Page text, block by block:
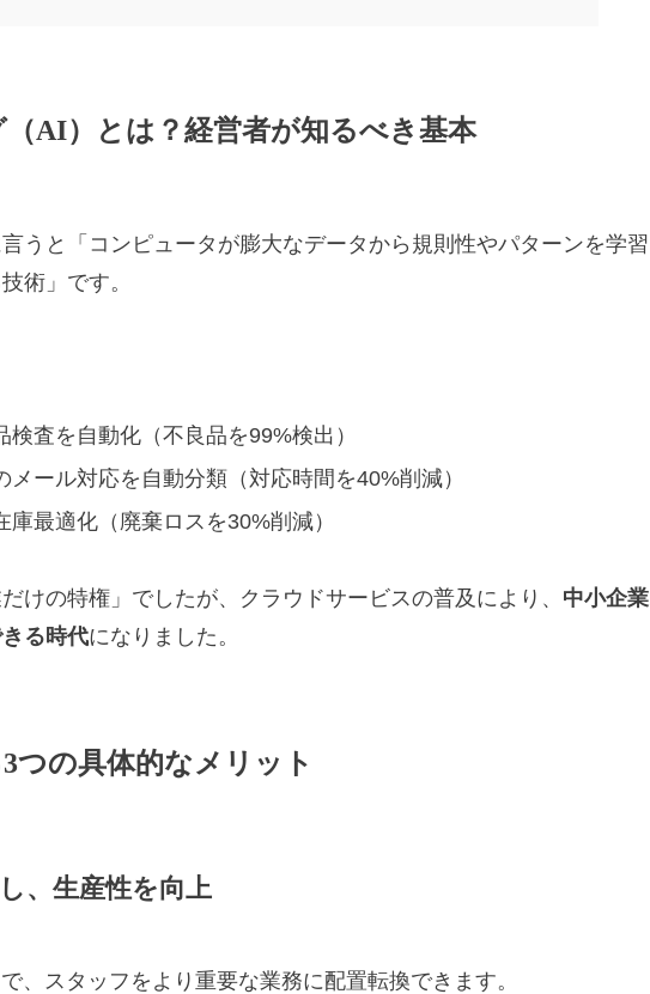
AI）とは？経営者が知るべき基本
うと「コンピュータが膨大なデータから規則性やパターンを学習
術」です。
査を自動化（不良品を99%検出）
メール対応を自動分類（対応時間を40%削減）
庫最適化（廃棄ロスを30%削減）
けの特権」でしたが、クラウドサービスの普及により、 中小企業
る時代になりました。
つの具体的なメリット
、生産性を向上
、スタッフをより重要な業務に配置転換できます。